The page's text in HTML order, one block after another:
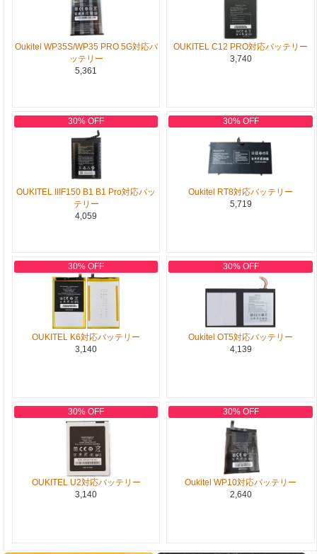
Oukitel WP35S/WP35 PRO 5G対応バ
ッテリー
5,361
OUKITEL C12 PRO対応バッテリー
3,740
30% OFF
OUKITEL IIIF150 B1 B1 Pro対応バッ
テリー
4,059
30% OFF
Oukitel RT8対応バッテリー
5,719
30% OFF
OUKITEL K6対応バッテリー
3,140
30% OFF
Oukitel OT5対応バッテリー
4,139
30% OFF
OUKITEL U2対応バッテリー
3,140
30% OFF
Oukitel WP10対応バッテリー
2,640